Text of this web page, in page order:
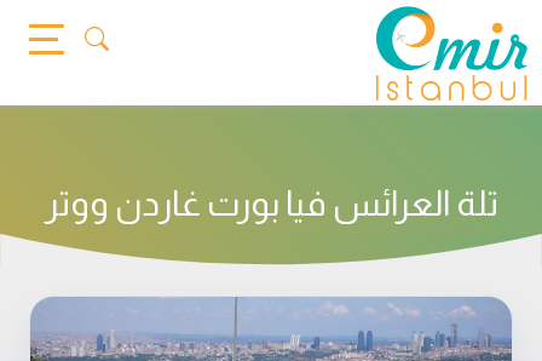
to
content
تلة العرائس فيا بورت غاردن ووتر